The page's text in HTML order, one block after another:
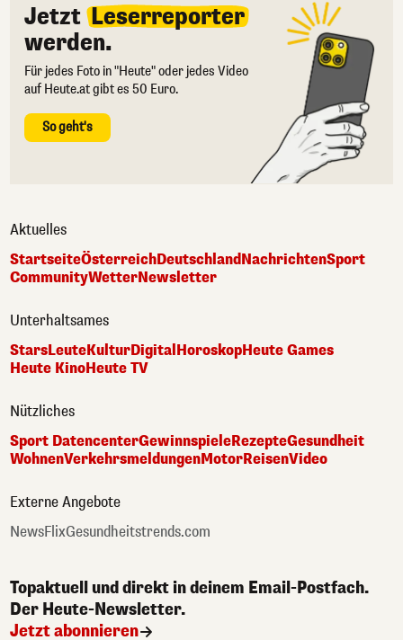
Jetzt Leserreporter
werden.
Für jedes Foto in "Heute" oder jedes Video
auf Heute.at gibt es 50 Euro.
So geht's
Aktuelles
StartseiteÖsterreichDeutschlandNachrichtenSport
CommunityWetterNewsletter
Unterhaltsames
StarsLeuteKulturDigital HoroskopHeute Games
Heute KinoHeute TV
Nützliches
Sport DatencenterGewinnspieleRezepteGesundheit
WohnenVerkehrsmeldungenMotorReisenVideo
Externe Angebote
NewsFlixGesundheitstrends.com
Topaktuell und direkt in deinem Email-Postfach.
Der Heute-Newsletter.
Jetzt abonnieren